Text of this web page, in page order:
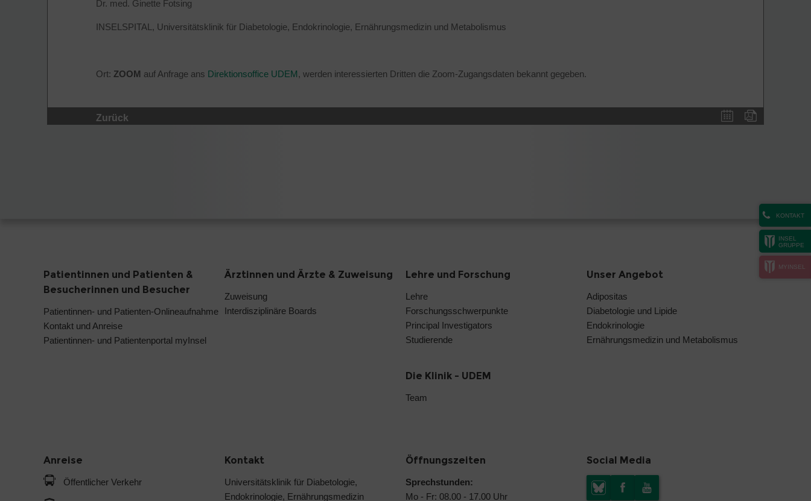
KONTAKT
INSEL
GRUPPE
MYINSEL
Dr. med. Ginette Fotsing
INSELSPITAL, Universitätsklinik für Diabetologie, Endokrinologie, Ernährungsmedizin und Metabolismus
Ort: ZOOM auf Anfrage ans Direktionsoffice UDEM, werden interessierten Dritten die Zoom-Zugangsdaten bekannt gegeben.
Zurück
Patientinnen und Patienten &
Besucherinnen und Besucher
Patientinnen- und Patienten-Onlineaufnahme
Kontakt und Anreise
Patientinnen- und Patientenportal myInsel
Ärztinnen und Ärzte & Zuweisung
Zuweisung
Interdisziplinäre Boards
Lehre und Forschung
Lehre
Forschungsschwerpunkte
Principal Investigators
Studierende
Die Klinik - UDEM
Team
Unser Angebot
Adipositas
Diabetologie und Lipide
Endokrinologie
Ernährungsmedizin und Metabolismus
Anreise
Öffentlicher Verkehr
Kontakt
Universitätsklinik für Diabetologie,
Endokrinologie, Ernährungsmedizin
Öffnungszeiten
Sprechstunden:
Mo - Fr: 08.00 - 17.00 Uhr
Social Media